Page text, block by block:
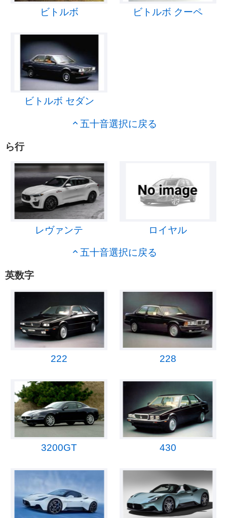
ビトルボ ビトルボ クーペ
ビトルボ セダン
五十音選択に戻る
ら行
レヴァンテ ロイヤル
五十音選択に戻る
英数字
222 228
3200GT 430